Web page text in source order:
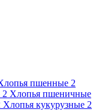
пшенные 2
2 Хлопья пшеничные
Хлопья кукурузные 2